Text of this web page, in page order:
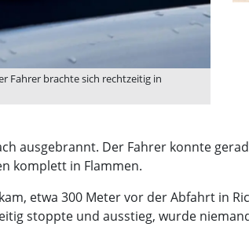
Fahrer brachte sich rechtzeitig in
ausgebrannt. Der Fahrer konnte
komplett in Flammen.
etwa 300 Meter vor der Abfahrt in
stoppte und ausstieg, wurde